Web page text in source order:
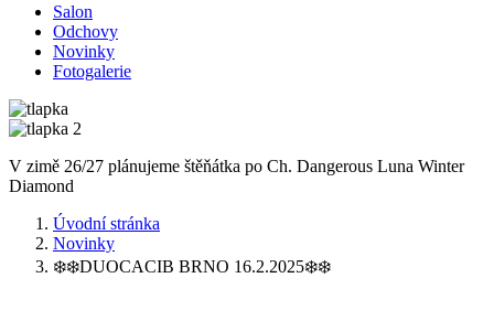
Salon
Odchovy
Novinky
Fotogalerie
V zimě 26/27 plánujeme štěňátka po Ch. Dangerous Luna Winter
Diamond
Úvodní stránka
Novinky
❄️❄️DUOCACIB BRNO 16.2.2025❄️❄️